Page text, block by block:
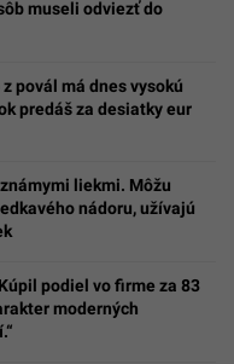
museli odviezť do
povál má dnes vysokú
predáš za desiatky eur
liekmi. Môžu
nádoru, užívajú
podiel vo firme za 83
moderných